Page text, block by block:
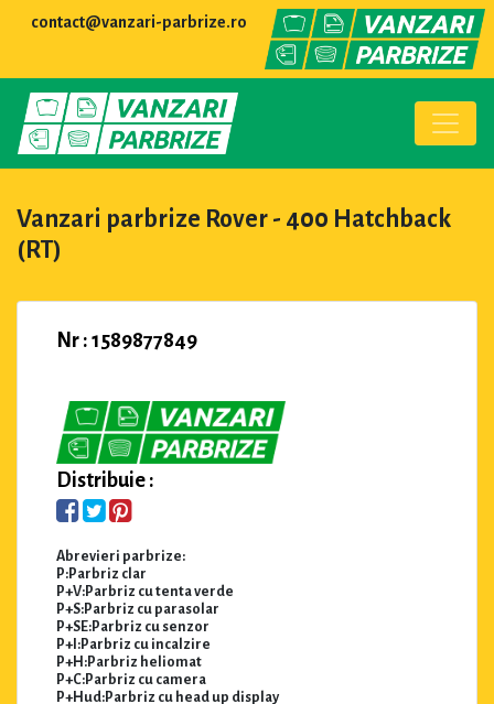
contact@vanzari-parbrize.ro
Vanzari parbrize Rover - 400 Hatchback
(RT)
Nr : 1589877849
Distribuie :
Abrevieri parbrize:
P:Parbriz clar
P+V:Parbriz cu tenta verde
P+S:Parbriz cu parasolar
P+SE:Parbriz cu senzor
P+I:Parbriz cu incalzire
P+H:Parbriz heliomat
P+C:Parbriz cu camera
P+Hud:Parbriz cu head up display